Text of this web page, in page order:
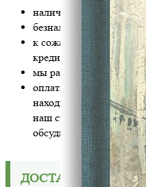
наличными или картой
безналичная
к сожалению,
кредит невозможна
мы работаем с НДС, он
оплата возможна
находитесь в другой
наш счет. В этом
обсудите варианты с
ДОСТАВКА